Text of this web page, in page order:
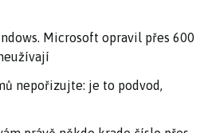
Microsoft opravil přes 600
nepořizujte: je to podvod,